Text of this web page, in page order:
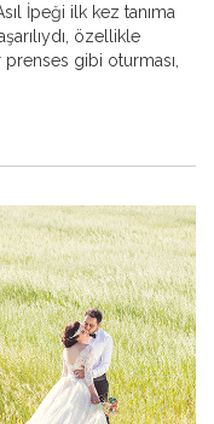
İpeği ilk kez tanıma
özellikle
gibi oturması,